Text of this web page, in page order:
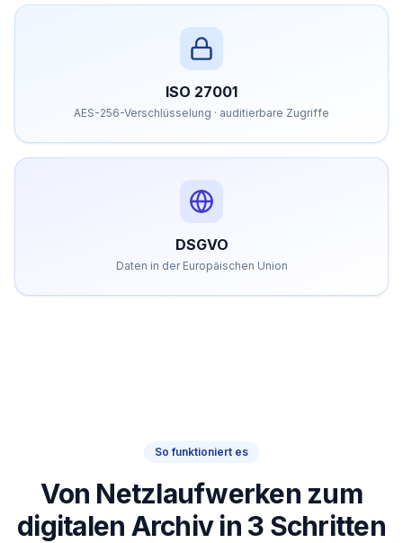
ISO 27001
AES-256-Verschlüsselung · auditierbare Zugriffe
DSGVO
Daten in der Europäischen Union
So funktioniert es
Von Netzlaufwerken zum
digitalen Archiv in 3 Schritten